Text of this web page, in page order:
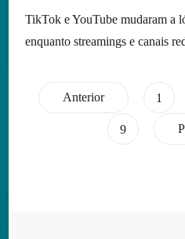
TikTok e YouTube mudaram a
enquanto streamings e canais
Paginação
Anterior Página
1
Página
9